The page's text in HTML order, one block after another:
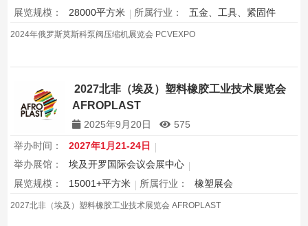
展览规模：
28000平方米 所属行业： 五金、工具、紧固件
2024年俄罗斯莫斯科泵阀压缩机展览会 PCVEXPO
2027北非（埃及）塑料橡胶工业技术展览会
AFROPLAST
2025年9月20日
575
举办时间：
2027年1月21-24日
举办展馆：
埃及开罗国际会议会展中心
展览规模：
15001+平方米 所属行业： 橡塑展会
2027北非（埃及）塑料橡胶工业技术展览会 AFROPLAST